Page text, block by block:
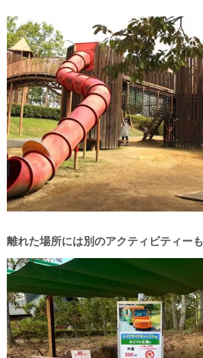
離れた場所には別のアクティビティーも